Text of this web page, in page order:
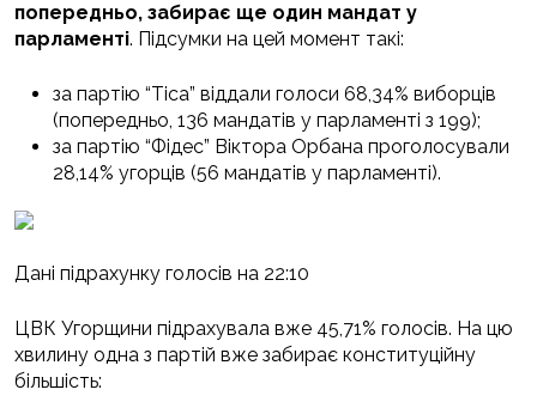
попередньо, забирає ще один мандат у
парламенті. Підсумки на цей момент такі:
за партію “Тіса” віддали голоси 68,34% виборців
(попередньо, 136 мандатів у парламенті з 199);
за партію “Фідес” Віктора Орбана проголосували
28,14% угорців (56 мандатів у парламенті).
Дані підрахунку голосів на 22:10
ЦВК Угорщини підрахувала вже 45,71% голосів. На цю
хвилину одна з партій вже забирає конституційну
більшість: